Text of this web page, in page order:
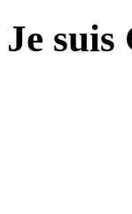
Je suis